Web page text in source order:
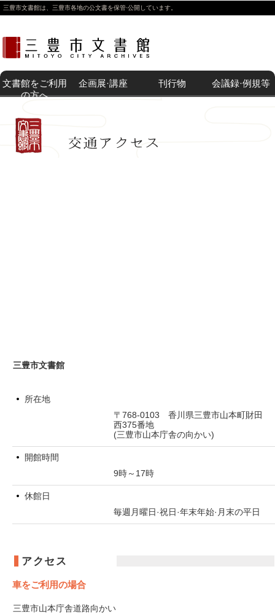
三豊市文書館は、三豊市各地の公文書を保管·公開しています。
文書館をご利用
の方へ
文書館紹介
利用案内
所蔵目録一
覧
企画展·講座 刊行物 会議録·例規等
周辺地図
三豊市文書館
所在地
〒768-0103 香川県三豊市山本町財田
西375番地
(三豊市山本庁舎の向かい)
開館時間
9時～17時
休館日
毎週月曜日·祝日·年末年始·月末の平日
アクセス
車をご利用の場合
三豊市山本庁舎道路向かい